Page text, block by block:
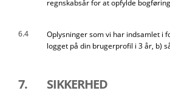
regnskabsår for at opfylde
6.4
Oplysninger som vi har indsamlet i
logget på din brugerprofil i 3 år, b)
7. SIKKERHED